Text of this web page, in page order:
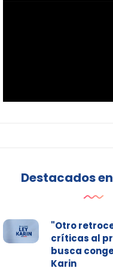
Destacados
"Otro
críticas al
busca
Karin